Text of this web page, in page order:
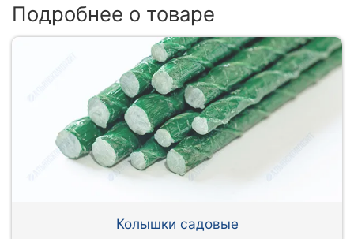
Подробнее о товаре
Колышки садовые